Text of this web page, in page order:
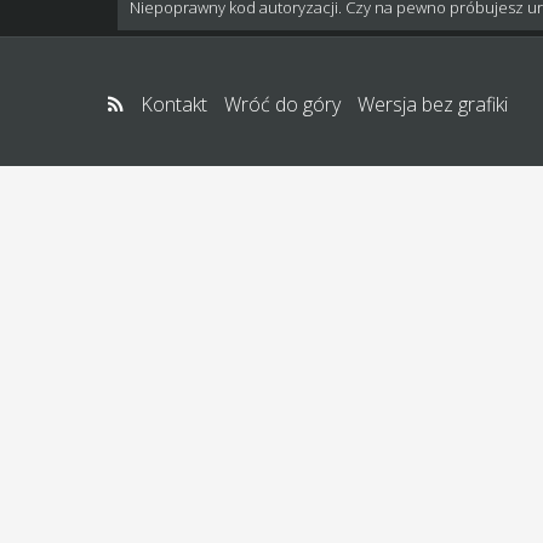
Niepoprawny kod autoryzacji. Czy na pewno próbujesz
Kontakt Wróć do góry Wersja bez grafiki